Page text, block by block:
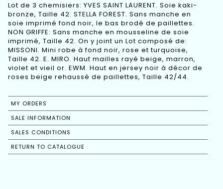
Lot de 3 chemisiers: YVES SAINT LAURENT. Soie kaki-
bronze, Taille 42. STELLA FOREST. Sans manche en
soie imprimé fond noir, le bas brodé de paillettes.
NON GRIFFE: Sans manche en mousseline de soie
imprimé, Taille 42. On y joint un Lot composé de:
MISSONI. Mini robe à fond noir, rose et turquoise,
Taille 42. E. MIRO. Haut mailles rayé beige, marron,
violet et vieil or. EWM. Haut en jersey noir à décor de
roses beige rehaussé de paillettes, Taille 42/44.
MY ORDERS
SALE INFORMATION
SALES CONDITIONS
RETURN TO CATALOGUE